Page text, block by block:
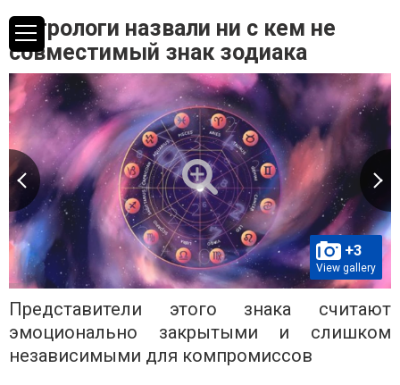
Астрологи назвали ни с кем не
совместимый знак зодиака
+3
View gallery
Представители этого знака считают
эмоционально закрытыми и слишком
независимыми для компромиссов